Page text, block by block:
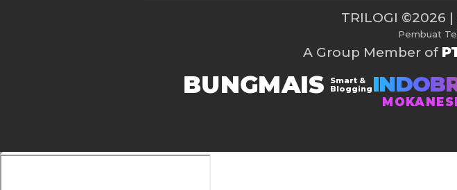
TRILOGI ©2026 |
Pembuat
A Group Member of
BUNGMAIS
Smart &
Blogging